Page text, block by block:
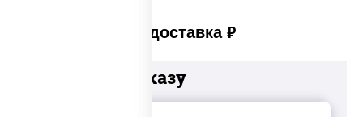
Платная доставка руб
Добавьте к заказу